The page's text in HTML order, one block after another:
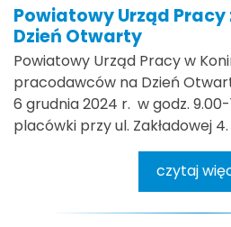
Powiatowy Urząd
Dzień Otwarty
Powiatowy Urząd Pracy w
pracodawców na Dzień
6 grudnia 2024 r. w godz. 9.00-
placówki przy ul. Zakładowej 4.
czytaj